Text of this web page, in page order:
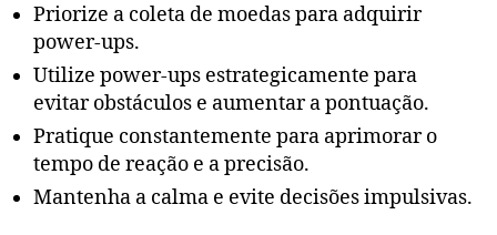
Priorize a coleta de moedas para adquirir
power-ups.
Utilize power-ups estrategicamente para
evitar obstáculos e aumentar a pontuação.
Pratique constantemente para aprimorar o
tempo de reação e a precisão.
Mantenha a calma e evite decisões impulsivas.